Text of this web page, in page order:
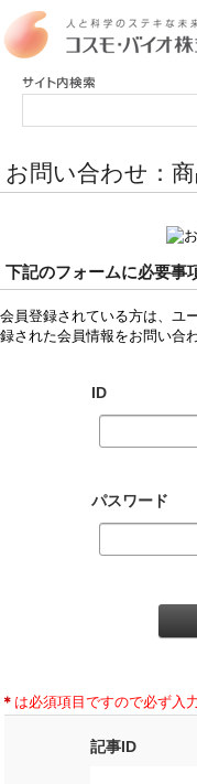
お問い合わせ：
下記のフォームに必要事
会員登録されている方は、ユ
録された会員情報をお問い合
ID
パスワード
＊ は必須項目ですので必ず入
記事ID